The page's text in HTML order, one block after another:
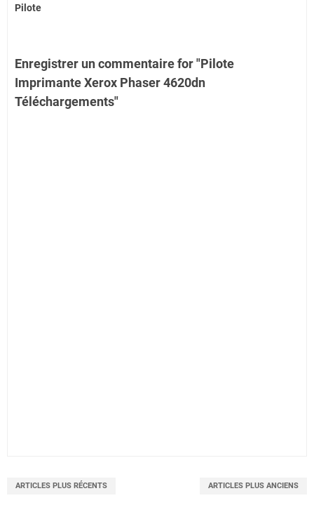
Pilote
Enregistrer un commentaire for "Pilote
Imprimante Xerox Phaser 4620dn
Téléchargements"
ARTICLES PLUS RÉCENTS ARTICLES PLUS ANCIENS